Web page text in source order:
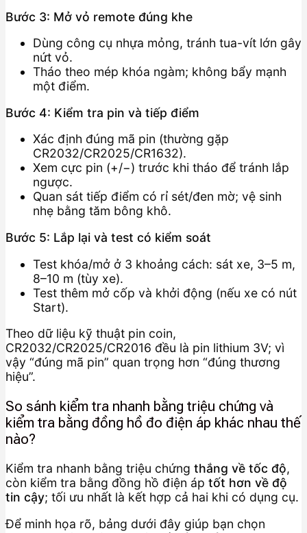
Bước 3: Mở vỏ remote đúng khe
Dùng công cụ nhựa mỏng, tránh tua-vít lớn gây
nứt vỏ.
Tháo theo mép khóa ngàm; không bẩy mạnh
một điểm.
Bước 4: Kiểm tra pin và tiếp điểm
Xác định đúng mã pin (thường gặp
CR2032/CR2025/CR1632).
Xem cực pin (+/−) trước khi tháo để tránh lắp
ngược.
Quan sát tiếp điểm có rỉ sét/đen mờ; vệ sinh
nhẹ bằng tăm bông khô.
Bước 5: Lắp lại và test có kiểm soát
Test khóa/mở ở 3 khoảng cách: sát xe, 3–5 m,
8–10 m (tùy xe).
Test thêm mở cốp và khởi động (nếu xe có nút
Start).
Theo dữ liệu kỹ thuật pin coin,
CR2032/CR2025/CR2016 đều là pin lithium 3V; vì
vậy “đúng mã pin” quan trọng hơn “đúng thương
hiệu”.
So sánh kiểm tra nhanh bằng triệu chứng và
kiểm tra bằng đồng hồ đo điện áp khác nhau thế
nào?
Kiểm tra nhanh bằng triệu chứng thắng về tốc độ,
còn kiểm tra bằng đồng hồ điện áp tốt hơn về độ
tin cậy; tối ưu nhất là kết hợp cả hai khi có dụng cụ.
Để minh họa rõ, bảng dưới đây giúp bạn chọn